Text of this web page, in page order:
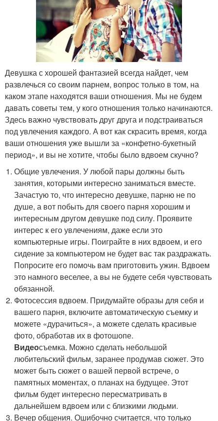
Девушка с хорошей фантазией всегда найдет, чем
развлечься со своим парнем, вопрос только в том, на
каком этапе находятся ваши отношения. Мы не будем
давать советы тем, у кого отношения только начинаются.
Здесь важно чувствовать друг друга и подстраиваться
под увлечения каждого. А вот как скрасить время, когда
ваши отношения уже вышли за «конфетно-букетный
период», и вы не хотите, чтобы было вдвоем скучно?
Общие увлечения. У любой пары должны быть
занятия, которыми интересно заниматься вместе.
Зачастую то, что интересно девушке, парню не по
душе, а вот побыть для своего парня хорошим и
интересным другом девушке под силу. Проявите
интерес к его увлечениям, даже если это
компьютерные игры. Поиграйте в них вдвоем, и его
сидение за компьютером не будет вас так раздражать.
Попросите его помочь вам приготовить ужин. Вдвоем
это намного веселее, а вы не будете себя чувствовать
обязанной.
Фотосессия вдвоем. Придумайте образы для себя и
вашего парня, включите автоматическую съемку и
можете «дурачиться», а можете сделать красивые
фото, обработав их в фотошопе.
Видеосъемка. Можно сделать небольшой
любительский фильм, заранее продумав сюжет. Это
может быть сюжет о вашей первой встрече, о
памятных моментах, о планах на будущее. Этот
фильм будет интересно пересматривать в
дальнейшем вдвоем или с близкими людьми.
Вечер общения. Ошибочно считается, что только